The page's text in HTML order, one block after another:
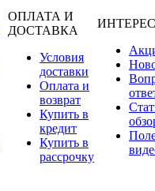
ОПЛАТА И
ДОСТАВКА
Условия
доставки
Оплата и
возврат
Купить в
кредит
Купить в
рассрочку